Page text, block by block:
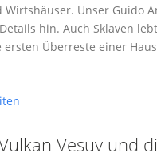
Wirtshäuser. Unser Guido
hin. Auch Sklaven
Überreste einer
Vesuv und